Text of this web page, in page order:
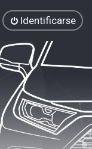
Identificarse